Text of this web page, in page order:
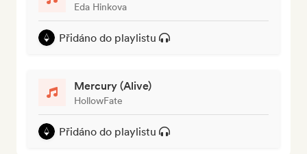
Eda Hinkova
Přidáno do playlistu
Mercury (Alive)
HollowFate
Přidáno do playlistu